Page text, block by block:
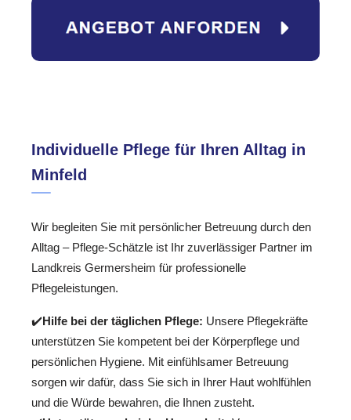
Individuelle Pflege für Ihren Alltag in
Minfeld
Wir begleiten Sie mit persönlicher Betreuung durch den
Alltag – Pflege-Schätzle ist Ihr zuverlässiger Partner im
Landkreis Germersheim für professionelle
Pflegeleistungen.
✔️Hilfe bei der täglichen Pflege: Unsere Pflegekräfte
unterstützen Sie kompetent bei der Körperpflege und
persönlichen Hygiene. Mit einfühlsamer Betreuung
sorgen wir dafür, dass Sie sich in Ihrer Haut wohlfühlen
und die Würde bewahren, die Ihnen zusteht.